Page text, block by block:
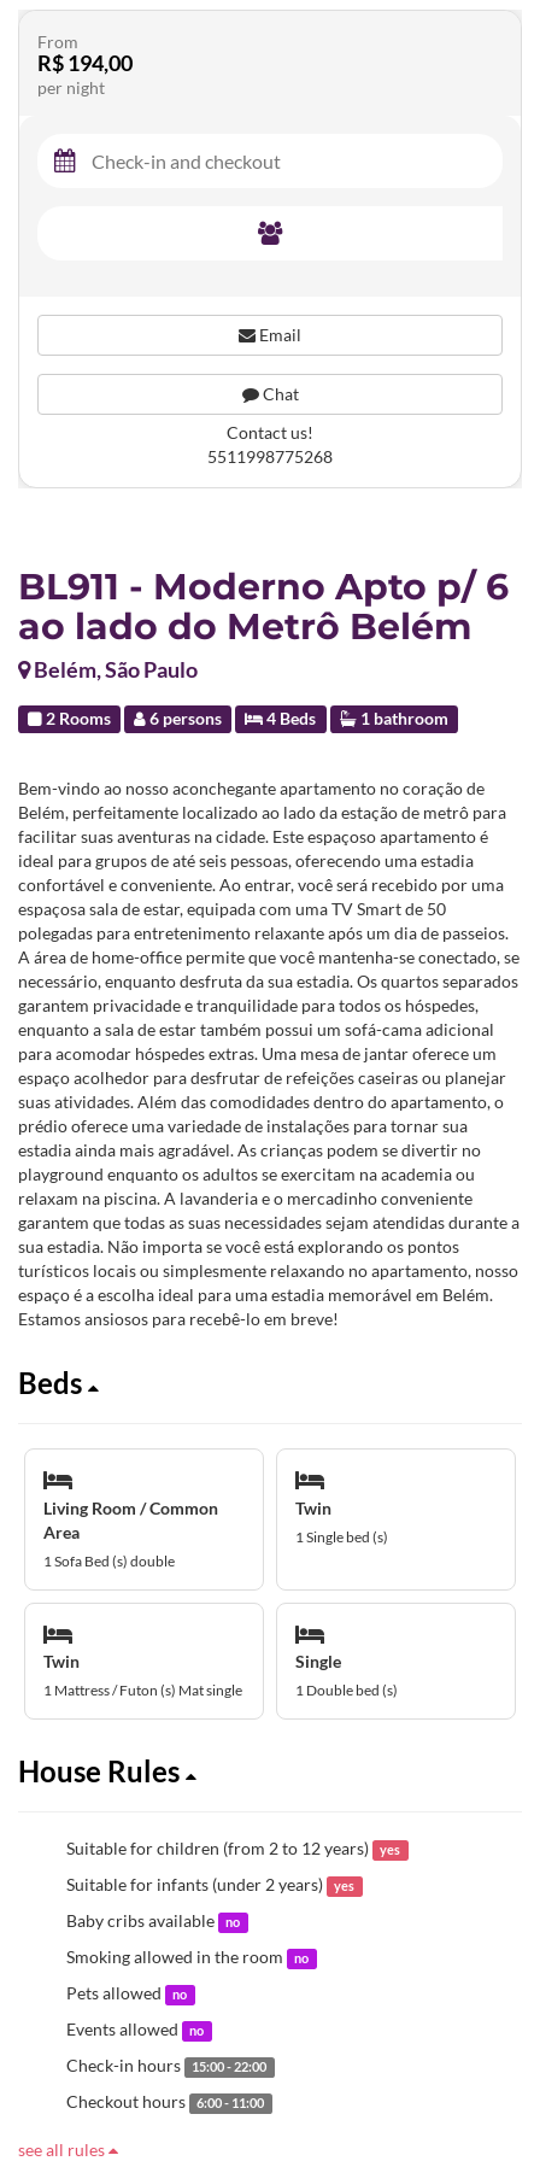
BL911 - Moderno Apto p/ 6
ao lado do Metrô Belém
Belém, São Paulo
2 Rooms 6 persons 4 Beds 1 bathroom
Bem-vindo ao nosso aconchegante apartamento no coração de
Belém, perfeitamente localizado ao lado da estação de metrô para
facilitar suas aventuras na cidade. Este espaçoso apartamento é
ideal para grupos de até seis pessoas, oferecendo uma estadia
confortável e conveniente. Ao entrar, você será recebido por uma
espaçosa sala de estar, equipada com uma TV Smart de 50
polegadas para entretenimento relaxante após um dia de passeios.
A área de home-office permite que você mantenha-se conectado, se
necessário, enquanto desfruta da sua estadia. Os quartos separados
garantem privacidade e tranquilidade para todos os hóspedes,
enquanto a sala de estar também possui um sofá-cama adicional
para acomodar hóspedes extras. Uma mesa de jantar oferece um
espaço acolhedor para desfrutar de refeições caseiras ou planejar
suas atividades. Além das comodidades dentro do apartamento, o
prédio oferece uma variedade de instalações para tornar sua
estadia ainda mais agradável. As crianças podem se divertir no
playground enquanto os adultos se exercitam na academia ou
relaxam na piscina. A lavanderia e o mercadinho conveniente
garantem que todas as suas necessidades sejam atendidas durante a
sua estadia. Não importa se você está explorando os pontos
turísticos locais ou simplesmente relaxando no apartamento, nosso
espaço é a escolha ideal para uma estadia memorável em Belém.
Estamos ansiosos para recebê-lo em breve!
Beds
Living Room / Common
Area
1 Sofa Bed (s) double
Twin
1 Single bed (s)
Twin
1 Mattress / Futon (s) Mat single
Single
1 Double bed (s)
House Rules
Suitable for children (from 2 to 12 years) yes
Suitable for infants (under 2 years) yes
Baby cribs available no
Smoking allowed in the room no
Pets allowed no
Events allowed no
Check-in hours 15:00 - 22:00
Checkout hours 6:00 - 11:00
see all rules
From
R$ 194,00
per night
Email
Chat
Contact us!
5511998775268